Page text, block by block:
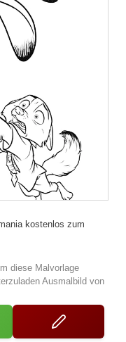
kostenlos zum
diese Malvorlage
Ausmalbild von